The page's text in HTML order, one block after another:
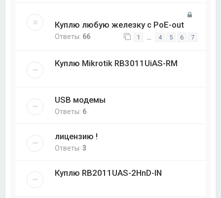
Куплю любую железку с PoE-out
Ответы: 66 1 4 5 6 7
Куплю Mikrotik RB3011UiAS-RM
USB модемы
Ответы: 6
лицензию !
Ответы:3
Куплю RB2011UAS-2HnD-IN